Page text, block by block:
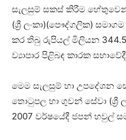
සැලසුම් සකස් කිරීම
(ශ්‍රී ලංකා)(පෞද්ගලික)
කර තිබු රුපියල් මිලියන
ව්‍යාපාර පිළිබඳ කාරක
මෙම සැලසුම් හා උපදේශන
තොටුපල හා ගුවන් සේවා (ශ්‍රී
2007 වර්ෂයේදී ජපන් හවුල්